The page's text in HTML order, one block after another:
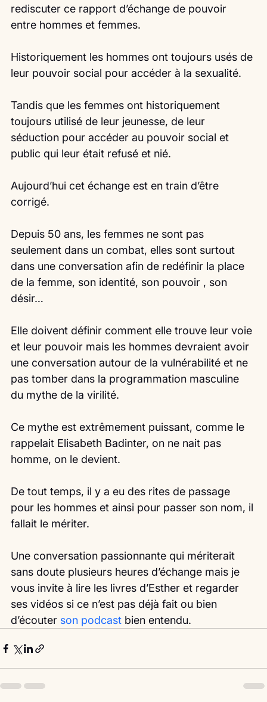
rediscuter ce rapport d’échange de pouvoir
entre hommes et femmes.
Historiquement les hommes ont toujours usés de
leur pouvoir social pour accéder à la sexualité.
Tandis que les femmes ont historiquement
toujours utilisé de leur jeunesse, de leur
séduction pour accéder au pouvoir social et
public qui leur était refusé et nié.
Aujourd’hui cet échange est en train d’être
corrigé.
Depuis 50 ans, les femmes ne sont pas
seulement dans un combat, elles sont surtout
dans une conversation afin de redéfinir la place
de la femme, son identité, son pouvoir , son
désir…
Elle doivent définir comment elle trouve leur voie
et leur pouvoir mais les hommes devraient avoir
une conversation autour de la vulnérabilité et ne
pas tomber dans la programmation masculine
du mythe de la virilité.
Ce mythe est extrêmement puissant, comme le
rappelait Elisabeth Badinter, on ne nait pas
homme, on le devient.
De tout temps, il y a eu des rites de passage
pour les hommes et ainsi pour passer son nom, il
fallait le mériter.
Une conversation passionnante qui mériterait
sans doute plusieurs heures d’échange mais je
vous invite à lire les livres d’Esther et regarder
ses vidéos si ce n’est pas déjà fait ou bien
d’écouter son podcast bien entendu.